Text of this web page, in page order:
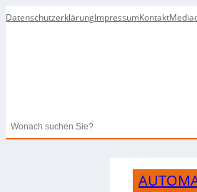
DatenschutzerklärungImpressumKontakt
Search